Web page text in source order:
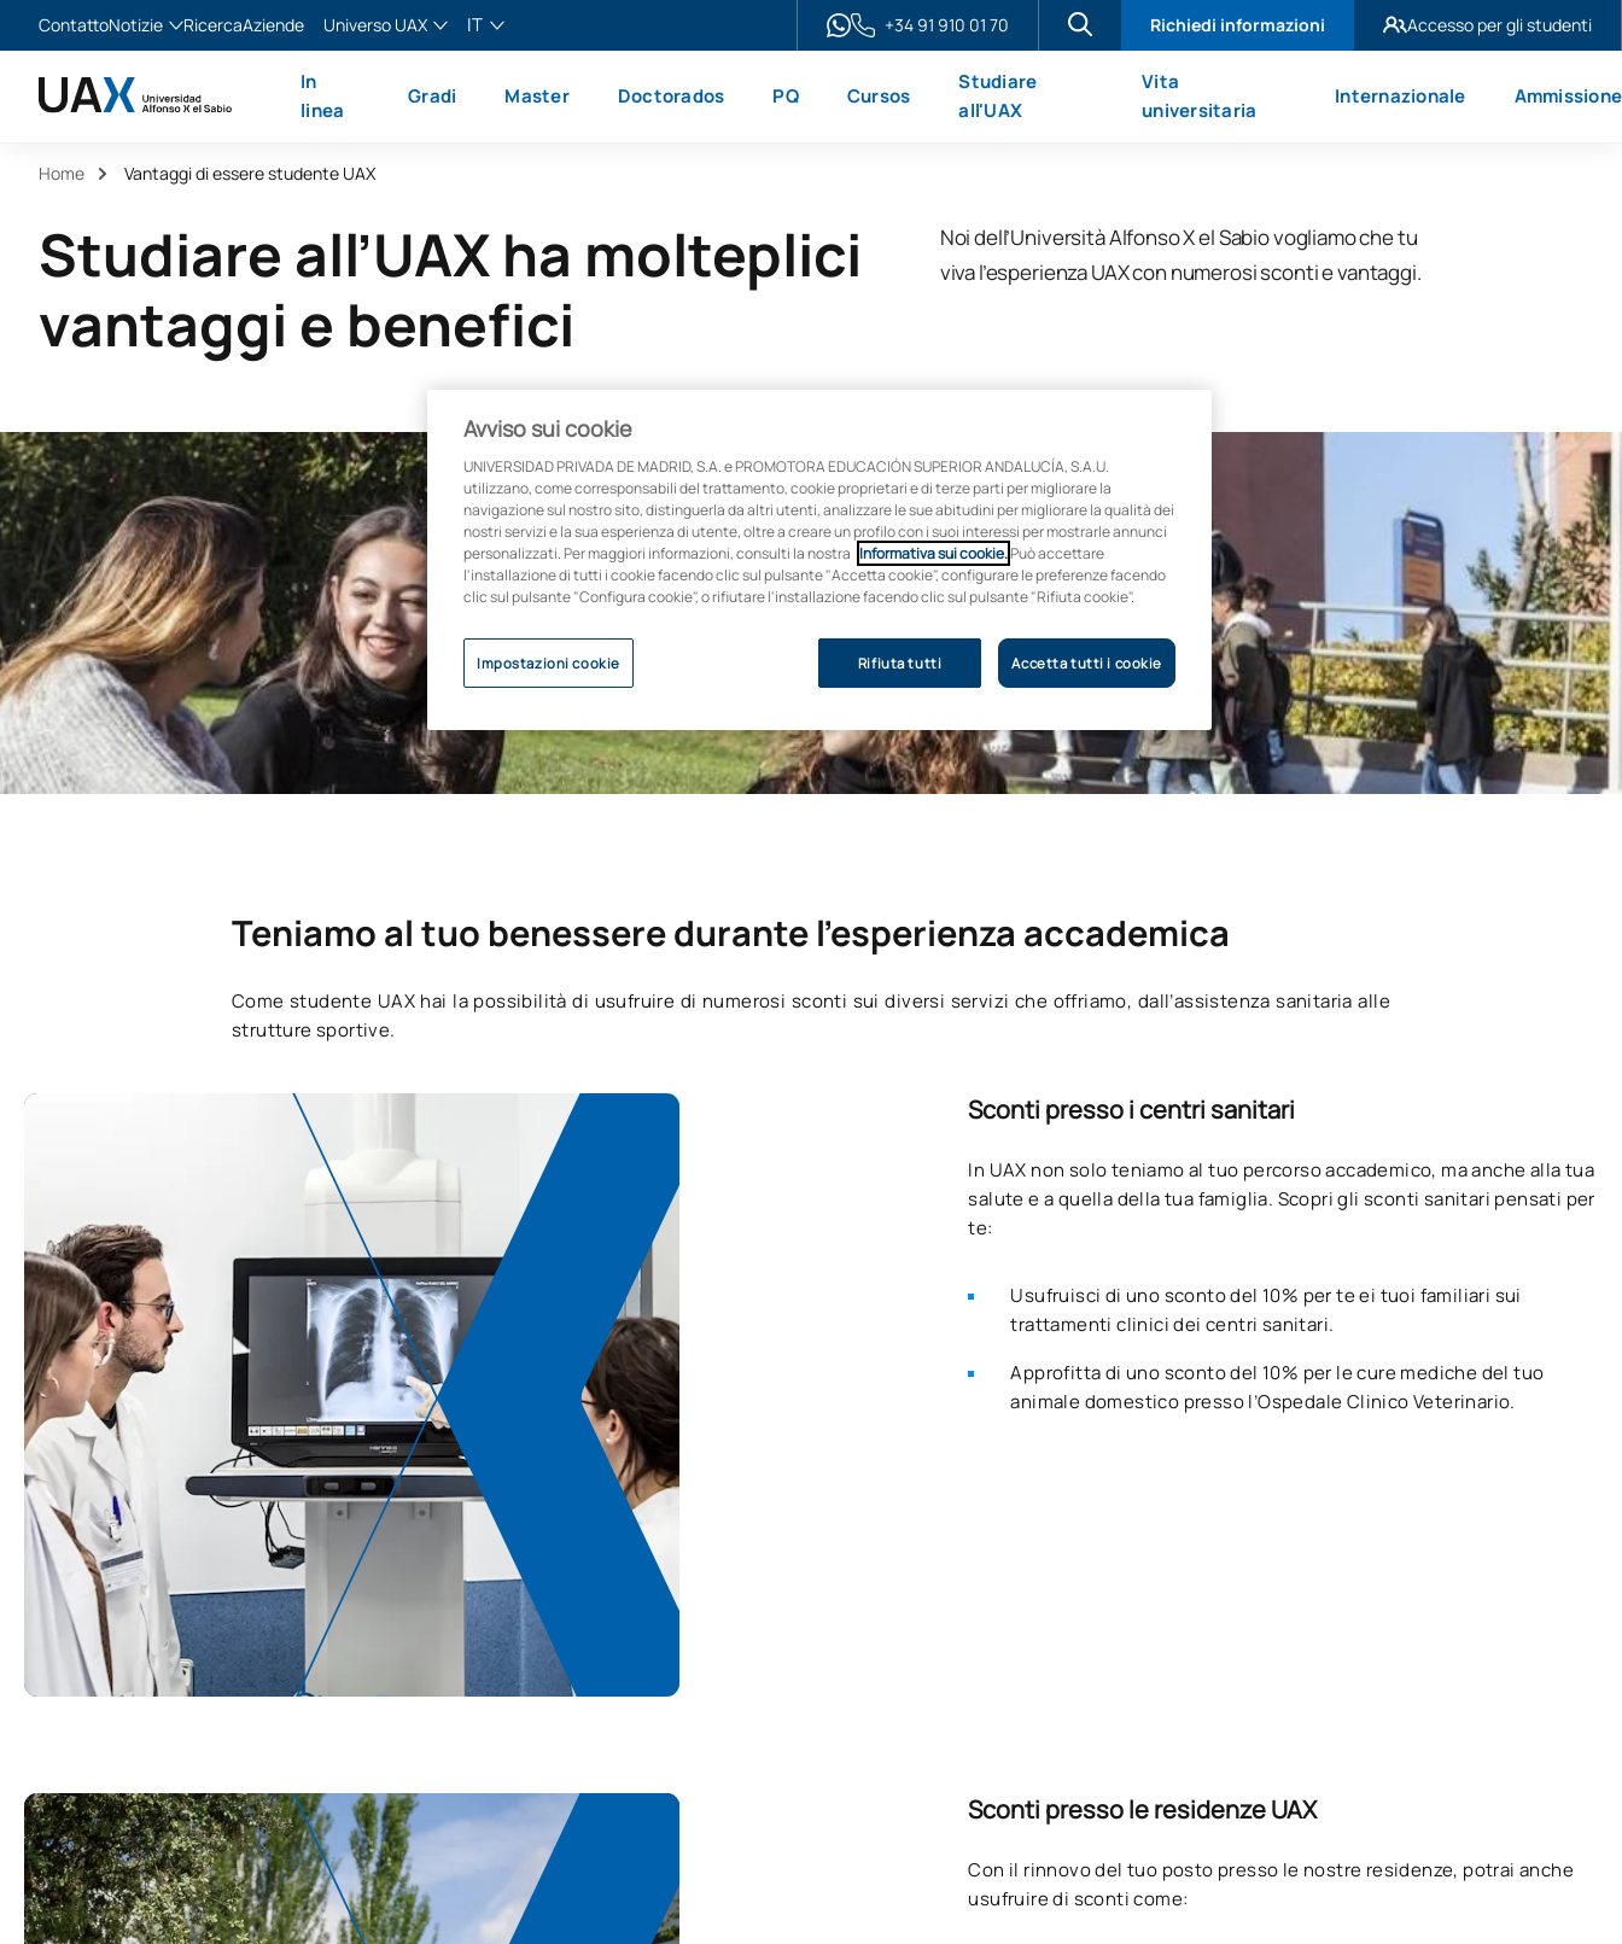
ContattoNotizie
Notizie
RicercaAziende
Universo UAX
XTART
IT
English
+34 91 910 01 70 Richiedi informazioni
Accesso per gli studenti
UAX Mare Nostrum
In
linea
Gradi Master Doctorados PQ Cursos
Studiare
all'UAX
Vita
universitaria
Internazionale Ammissione
Home Vantaggi di essere studente UAX
Studiare all’UAX ha molteplici
vantaggi e benefici
Noi dell’Università Alfonso X el Sabio vogliamo che tu
viva l’esperienza UAX con numerosi sconti e vantaggi.
Teniamo al tuo benessere durante l’esperienza accademica
Come studente UAX hai la possibilità di usufruire di numerosi sconti sui diversi servizi che offriamo, dall’assistenza sanitaria alle
strutture sportive.
Sconti presso i centri sanitari
In UAX non solo teniamo al tuo percorso accademico, ma anche alla tua
salute e a quella della tua famiglia. Scopri gli sconti sanitari pensati per
te:
Usufruisci di uno sconto del 10% per te ei tuoi familiari sui
trattamenti clinici dei centri sanitari.
Approfitta di uno sconto del 10% per le cure mediche del tuo
animale domestico presso l’Ospedale Clinico Veterinario.
Sconti presso le residenze UAX
Con il rinnovo del tuo posto presso le nostre residenze, potrai anche
usufruire di sconti come:
Avviso sui cookie
UNIVERSIDAD PRIVADA DE MADRID, S.A. e PROMOTORA EDUCACIÓN SUPERIOR ANDALUCÍA, S.A.U.
utilizzano, come corresponsabili del trattamento, cookie proprietari e di terze parti per migliorare la
navigazione sul nostro sito, distinguerla da altri utenti, analizzare le sue abitudini per migliorare la qualità dei
nostri servizi e la sua esperienza di utente, oltre a creare un profilo con i suoi interessi per mostrarle annunci
personalizzati. Per maggiori informazioni, consulti la nostra Informativa sui cookie.Può accettare
l'installazione di tutti i cookie facendo clic sul pulsante "Accetta cookie", configurare le preferenze facendo
clic sul pulsante "Configura cookie", o rifiutare l'installazione facendo clic sul pulsante "Rifiuta cookie".
Rifiuta tutti Accetta tutti i cookie
Impostazioni cookie